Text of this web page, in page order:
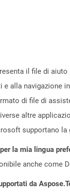
il file di
e alla navigazione
di file di
altre
supportano
la mia lingua
anche come
da